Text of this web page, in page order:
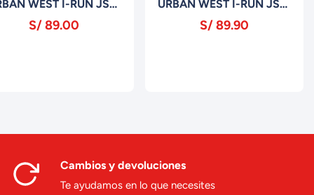
WEST I-RUN JSF-
003P BROWN
S/ 89.00
URBAN WEST I-RUN JSF-
003P GRIS CLARO
S/ 89.90
Cambios y devoluciones
Te ayudamos en lo que necesites